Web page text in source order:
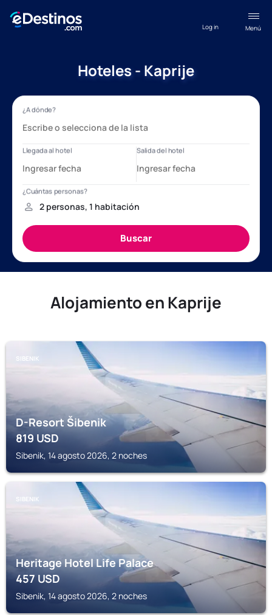
Menú
Log in
Hoteles - Kaprije
Alojamiento en Kaprije
SIBENIK
D-Resort Šibenik
819USD
Sibenik, 14 agosto 2026, 2 noches
SIBENIK
Heritage Hotel Life Palace
457USD
Sibenik, 14 agosto 2026, 2 noches